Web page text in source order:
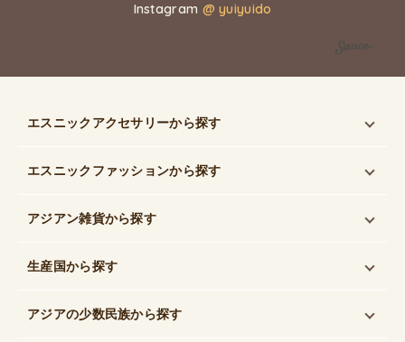
Instagram @ yuiyuido
エスニックアクセサリーから探す
エスニックファッションから探す
アジアン雑貨から探す
生産国から探す
アジアの少数民族から探す